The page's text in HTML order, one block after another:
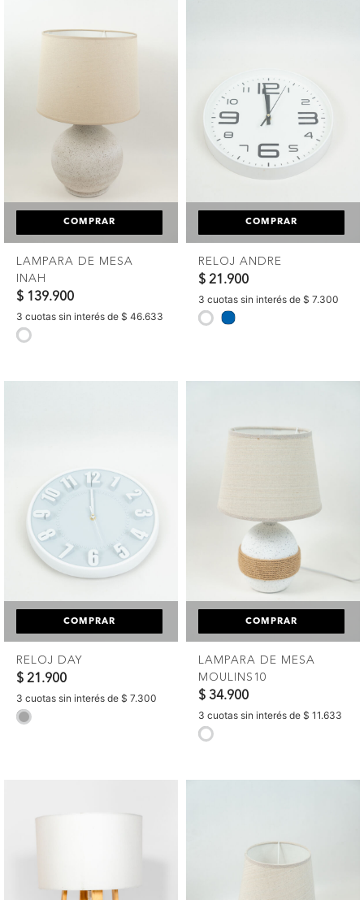
COMPRAR
LAMPARA DE MESA
INAH
$ 139.900
3 cuotas sin interés de $ 46.633
COMPRAR
RELOJ ANDRE
$ 21.900
3 cuotas sin interés de $ 7.300
selected
COMPRAR
RELOJ DAY
$ 21.900
3 cuotas sin interés de $ 7.300
COMPRAR
LAMPARA DE MESA
MOULINS10
$ 34.900
3 cuotas sin interés de $ 11.633